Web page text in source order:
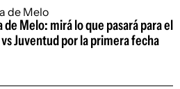
Melo: mirá lo que pasará para el
Juventud por la primera fecha